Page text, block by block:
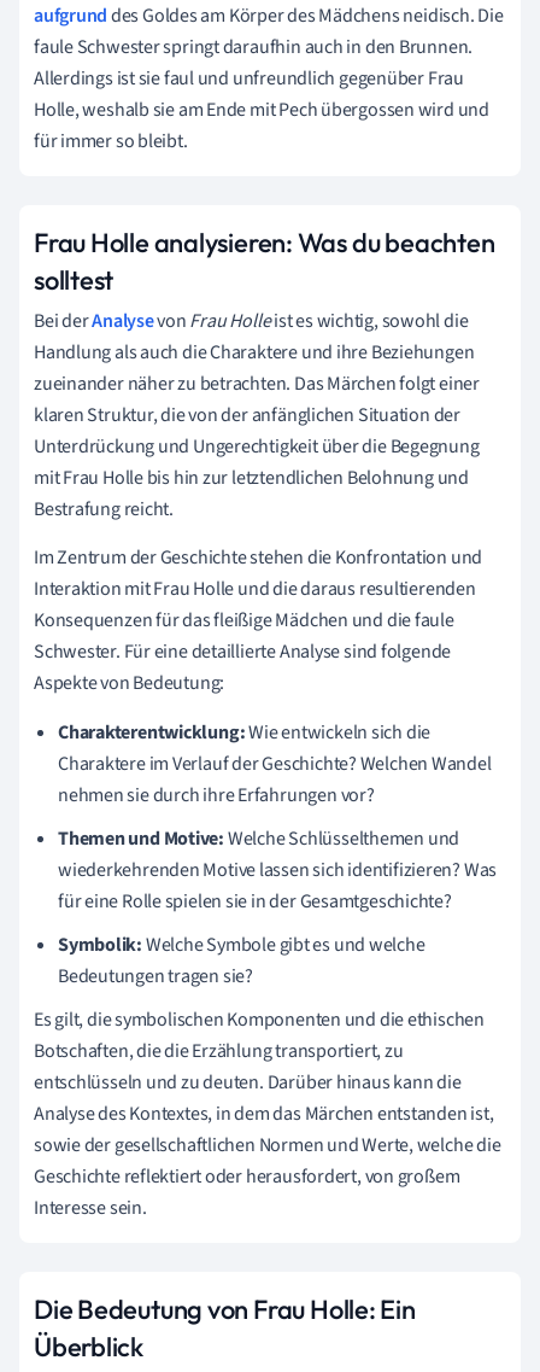
aufgrunddes Goldes am Körper des Mädchens neidisch. Die
faule Schwester springt daraufhin auch in den Brunnen.
Allerdings ist sie faul und unfreundlich gegenüber Frau
Holle, weshalb sie am Ende mit Pech übergossen wird und
für immer so bleibt.
Frau Holle analysieren: Was du beachten
solltest
Bei derAnalysevonFrau Holleist es wichtig, sowohl die
Handlung als auch die Charaktere und ihre Beziehungen
zueinander näher zu betrachten. Das Märchen folgt einer
klaren Struktur, die von der anfänglichen Situation der
Unterdrückung und Ungerechtigkeit über die Begegnung
mit Frau Holle bis hin zur letztendlichen Belohnung und
Bestrafung reicht.
Im Zentrum der Geschichte stehen die Konfrontation und
Interaktion mit Frau Holle und die daraus resultierenden
Konsequenzen für das fleißige Mädchen und die faule
Schwester. Für eine detaillierte Analyse sind folgende
Aspekte von Bedeutung:
Charakterentwicklung:Wie entwickeln sich die
Charaktere im Verlauf der Geschichte? Welchen Wandel
nehmen sie durch ihre Erfahrungen vor?
Themen und Motive:Welche Schlüsselthemen und
wiederkehrenden Motive lassen sich identifizieren? Was
für eine Rolle spielen sie in der Gesamtgeschichte?
Symbolik:Welche Symbole gibt es und welche
Bedeutungen tragen sie?
Es gilt, die symbolischen Komponenten und die ethischen
Botschaften, die die Erzählung transportiert, zu
entschlüsseln und zu deuten. Darüber hinaus kann die
Analyse des Kontextes, in dem das Märchen entstanden ist,
sowie der gesellschaftlichen Normen und Werte, welche die
Geschichte reflektiert oder herausfordert, von großem
Interesse sein.
Die Bedeutung von Frau Holle: Ein
Überblick